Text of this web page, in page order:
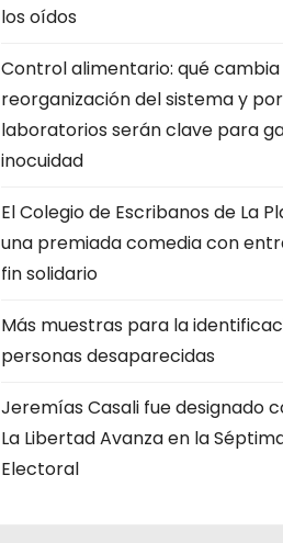
los oídos
Control alimentario: qué
reorganización del sistema y
laboratorios serán clave para
inocuidad
El Colegio de Escribanos de La
una premiada comedia con
fin solidario
Más muestras para la
personas desaparecidas
Jeremías Casali fue designado
La Libertad Avanza en la
Electoral